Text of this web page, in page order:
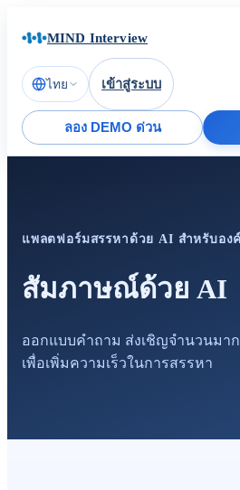
MIND Interview
ไทย เข้าสู่ระบบ
ลอง DEMO ด่วน
แพลตฟอร์มสรรหาด้วย AI สำหรับอง
สัมภาษณ์ด้วย AI
ออกแบบคำถาม ส่งเชิญจำนวนมา
เพื่อเพิ่มความเร็วในการสรรหา